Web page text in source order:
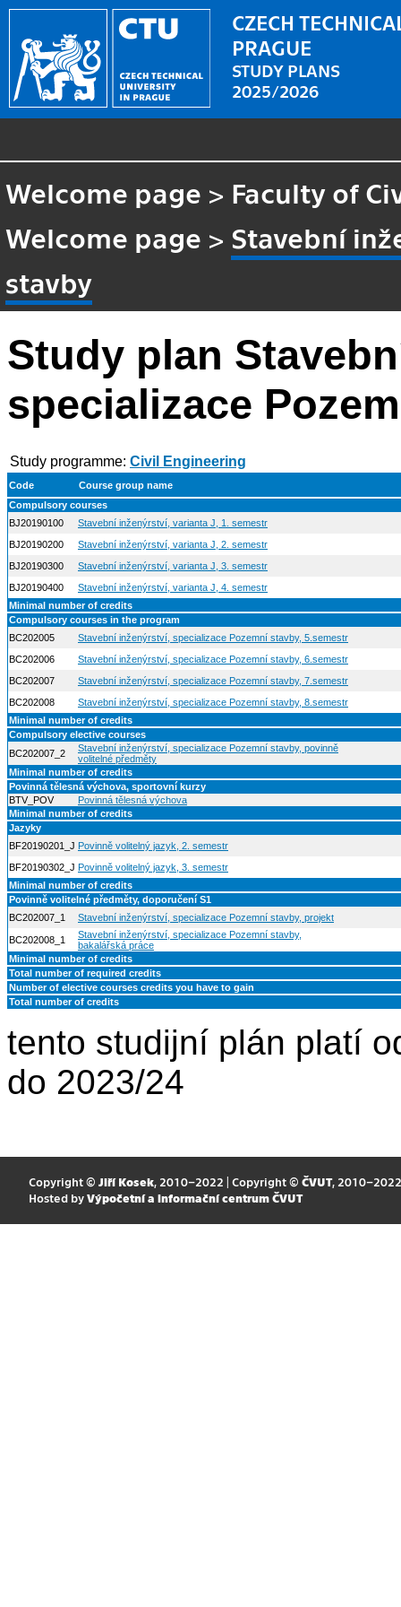
CZECH
PRAGUE
STUDY PLANS
2025/2026
Welcome page > Faculty of
Welcome page > Stavební
stavby
Study plan
specializace
Study programme: Civil Engineering
Code
Course group name
Compulsory courses
BJ20190100
Stavební inženýrství, varianta J, 1. semestr
BJ20190200
Stavební inženýrství, varianta J, 2. semestr
BJ20190300
Stavební inženýrství, varianta J, 3. semestr
BJ20190400
Stavební inženýrství, varianta J, 4. semestr
Minimal number of credits
Compulsory courses in the program
BC202005
Stavební inženýrství, specializace Pozemní stavby, 5.semestr
BC202006
Stavební inženýrství, specializace Pozemní stavby, 6.semestr
BC202007
Stavební inženýrství, specializace Pozemní stavby, 7.semestr
BC202008
Stavební inženýrství, specializace Pozemní stavby, 8.semestr
Minimal number of credits
Compulsory elective courses
BC202007_2
Stavební inženýrství, specializace Pozemní stavby, povinně
volitelné předměty
Minimal number of credits
Povinná tělesná výchova, sportovní kurzy
BTV_POV
Povinná tělesná výchova
Minimal number of credits
Jazyky
BF20190201_J Povinně volitelný jazyk, 2. semestr
BF20190302_J Povinně volitelný jazyk, 3. semestr
Minimal number of credits
Povinně volitelné předměty, doporučení S1
BC202007_1
Stavební inženýrství, specializace Pozemní stavby, projekt
BC202008_1
Stavební inženýrství, specializace Pozemní stavby,
bakalářská práce
Minimal number of credits
Total number of required credits
Number of elective courses credits you have to gain
Total number of credits
tento studijní plán platí
do 2023/24
Copyright © Jiří Kosek, 2010–2022 | Copyright © ČVUT, 2010–2022
Hosted by Výpočetní a informační centrum ČVUT